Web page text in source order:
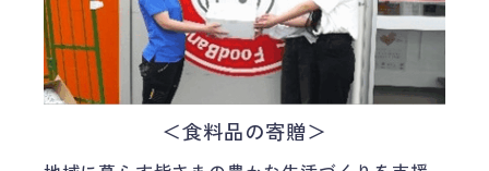
＜食料品の寄贈＞